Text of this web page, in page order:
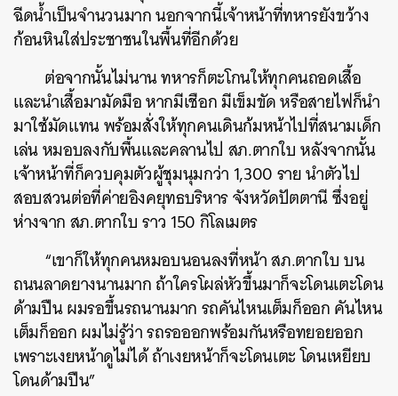
ฉีดน้ำเป็นจำนวนมาก นอกจากนี้เจ้าหน้าที่ทหารยังขว้าง
ก้อนหินใส่ประชาชนในพื้นที่อีกด้วย
ต่อจากนั้นไม่นาน ทหารก็ตะโกนให้ทุกคนถอดเสื้อ
และนำเสื้อมามัดมือ หากมีเชือก มีเข็มขัด หรือสายไฟก็นำ
มาใช้มัดแทน พร้อมสั่งให้ทุกคนเดินก้มหน้าไปที่สนามเด็ก
เล่น หมอบลงกับพื้นและคลานไป สภ.ตากใบ หลังจากนั้น
เจ้าหน้าที่ก็ควบคุมตัวผู้ชุมนุมกว่า 1,300 ราย นำตัวไป
สอบสวนต่อที่ค่ายอิงคยุทธบริหาร จังหวัดปัตตานี ซึ่งอยู่
ห่างจาก สภ.ตากใบ ราว 150 กิโลเมตร
“เขาก็ให้ทุกคนหมอบนอนลงที่หน้า สภ.ตากใบ บน
ถนนลาดยางนานมาก ถ้าใครโผล่หัวขึ้นมาก็จะโดนเตะโดน
ด้ามปืน ผมรอขึ้นรถนานมาก รถคันไหนเต็มก็ออก คันไหน
เต็มก็ออก ผมไม่รู้ว่า รถรอออกพร้อมกันหรือทยอยออก
เพราะเงยหน้าดูไม่ได้ ถ้าเงยหน้าก็จะโดนเตะ โดนเหยียบ
โดนด้ามปืน”